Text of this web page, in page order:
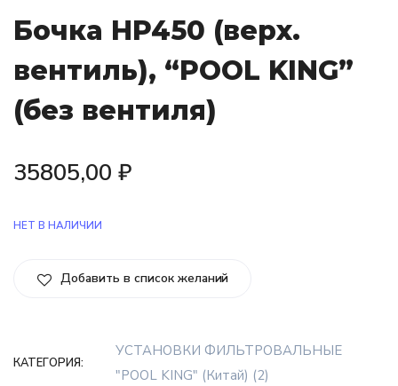
Бочка HР450 (верх.
вентиль), “POOL KING”
(без вентиля)
35805,00 ₽
НЕТ В НАЛИЧИИ
Добавить в список желаний
КАТЕГОРИЯ:
УСТАНОВКИ ФИЛЬТРОВАЛЬНЫЕ
"POOL KING" (Китай) (2)